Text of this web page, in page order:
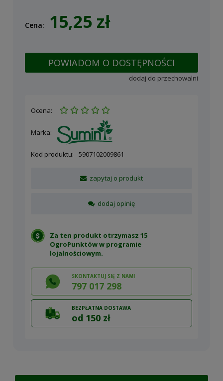
Cena: 15,25 zł
POWIADOM O DOSTĘPNOŚCI
dodaj do przechowalni
Ocena:
Marka:
Kod produktu: 5907102009861
zapytaj o produkt
dodaj opinię
Za ten produkt otrzymasz 15
OgroPunktów w programie
lojalnościowym.
SKONTAKTUJ SIĘ Z NAMI
797 017 298
BEZPŁATNA DOSTAWA
od 150 zł